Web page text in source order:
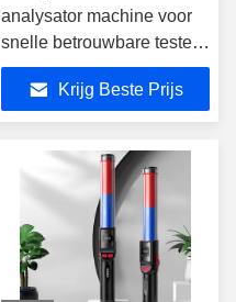
analysator machine voor
snelle betrouwbare testen
Mr Black 1000
Krijg Beste Prijs